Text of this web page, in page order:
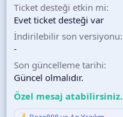
Ticket desteği etkin mi
Evet ticket desteği var
İndirilebilir son versiyonu
-
Son güncelleme tarihi
Güncel olmalıdır.
Özel mesaj atabilirsiniz.